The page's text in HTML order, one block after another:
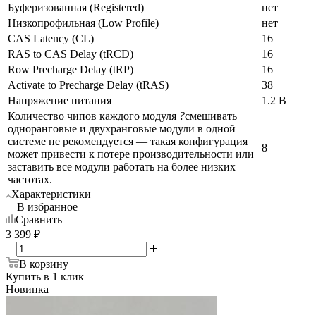
Буферизованная (Registered)
нет
Низкопрофильная (Low Profile)
нет
CAS Latency (CL)
16
RAS to CAS Delay (tRCD)
16
Row Precharge Delay (tRP)
16
Activate to Precharge Delay (tRAS)
38
Напряжение питания
1.2 В
Количество чипов каждого модуля ?смешивать
одноранговые и двухранговые модули в одной
системе не рекомендуется — такая конфигурация
может привести к потере производительности или
заставить все модули работать на более низких
частотах.
8
Характеристики
В избранное
Сравнить
3 399 ₽
В корзину
Купить в 1 клик
Новинка